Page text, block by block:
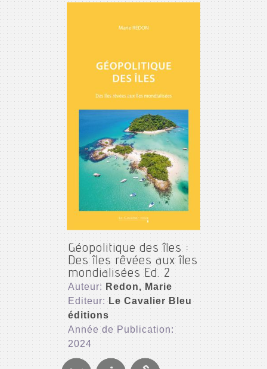
Géopolitique des îles :
Des îles rêvées aux îles
mondialisées Ed. 2
Auteur: Redon, Marie
Editeur: Le Cavalier Bleu
éditions
Année de Publication:
2024